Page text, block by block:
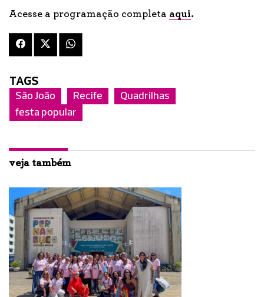
Acesse a programação completa aqui.
TAGS
São João Recife
Quadrilhas
festa popular
veja também